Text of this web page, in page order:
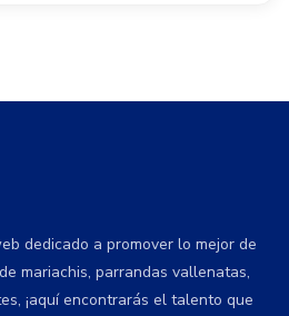
dedicado a promover lo mejor de
mariachis, parrandas vallenatas,
¡aquí encontrarás el talento que